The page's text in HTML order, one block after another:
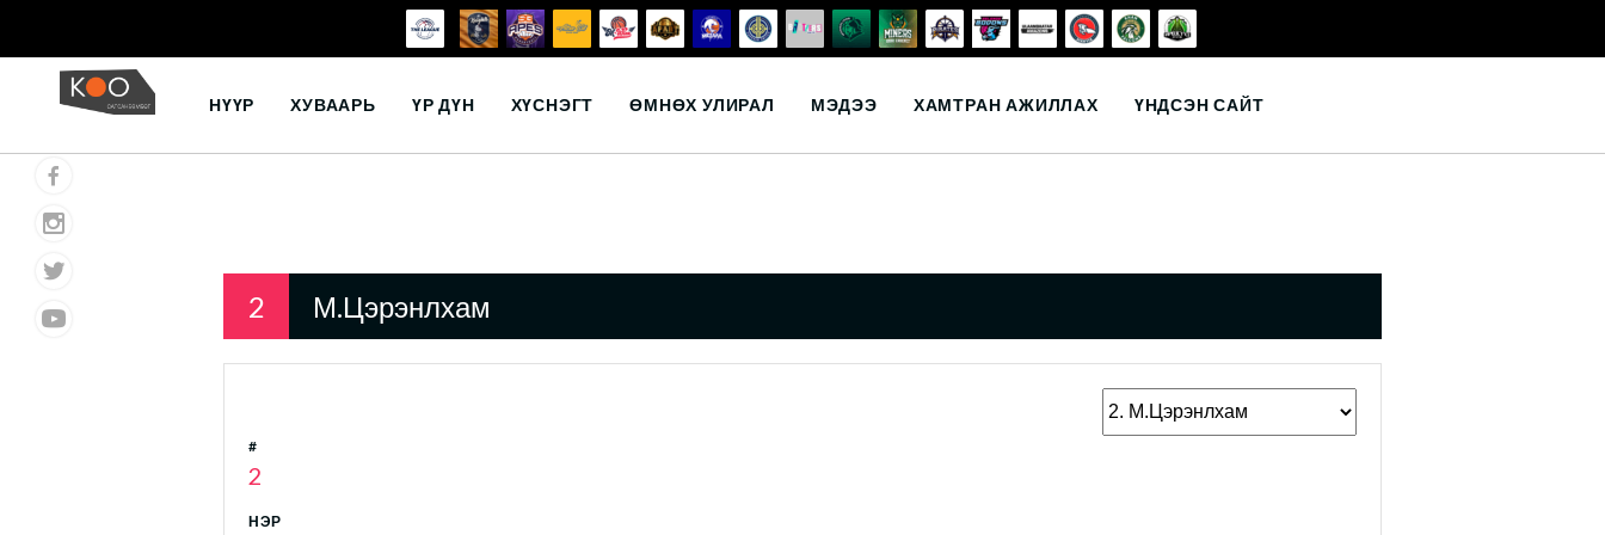
НҮҮР ХУВААРЬ ҮР ДҮН ХҮСНЭГТ ӨМНӨХ УЛИРАЛ МЭДЭЭ ХАМТРАН АЖИЛЛАХ ҮНДСЭН САЙТ
2 М.Цэрэнлхам
#
2
НЭР